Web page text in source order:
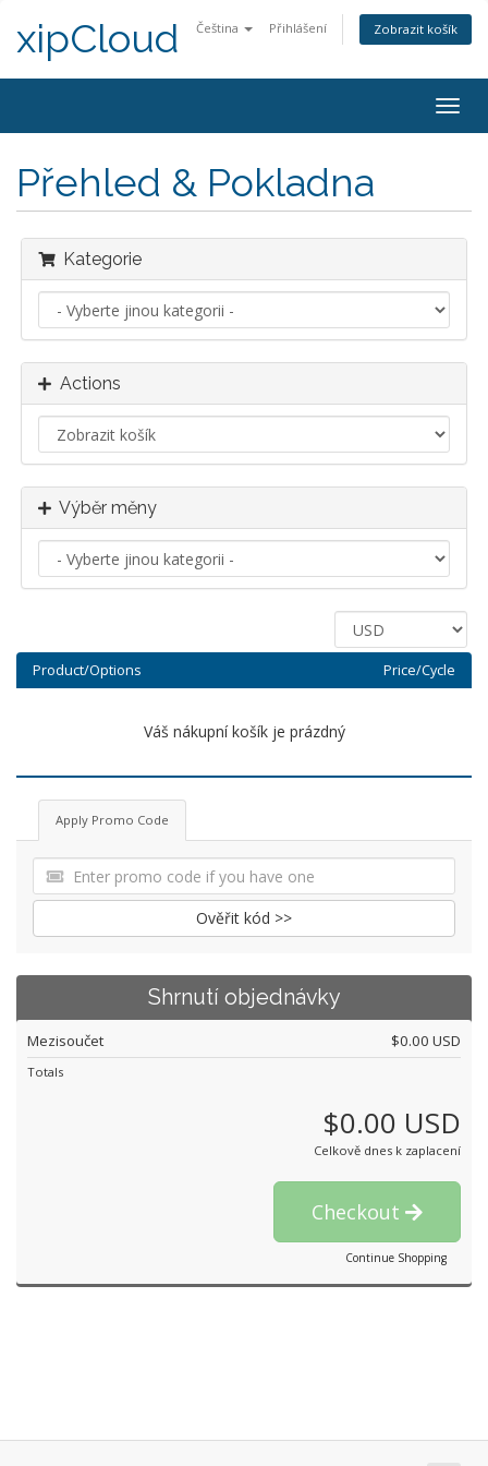
Čeština Přihlášení Zobrazit košík
xipCloud
Přehled & Pokladna
Kategorie
Actions
Výběr měny
Product/Options Price/Cycle
Váš nákupní košík je prázdný
Apply Promo Code
Ověřit kód >>
Shrnutí objednávky
Mezisoučet $0.00 USD
Totals
$0.00 USD
Celkově dnes k zaplacení
Checkout
Continue Shopping